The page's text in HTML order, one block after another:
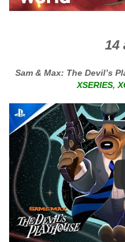
14
Sam & Max: The Devil’s
XSERIES,